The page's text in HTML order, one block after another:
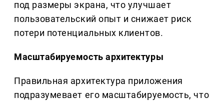
под размеры экрана, что улучшает
пользовательский опыт и снижает риск
потери потенциальных клиентов.
Масштабируемость архитектуры
Правильная архитектура приложения
подразумевает его масштабируемость, что